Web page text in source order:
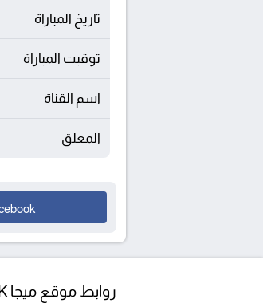
تاريخ المباراة
توقيت المباراة
اسم القناة
المعلق
روابط موقع ميجا 4K